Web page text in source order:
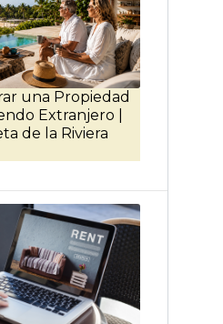
una Propiedad
Extranjero |
de la Riviera